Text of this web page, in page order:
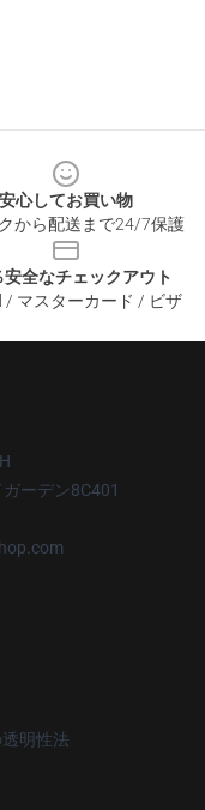
安心してお買い物
から配送まで24/7保護
安全なチェックアウト
/ マスターカード / ビザ
ーデン8C401
明性法